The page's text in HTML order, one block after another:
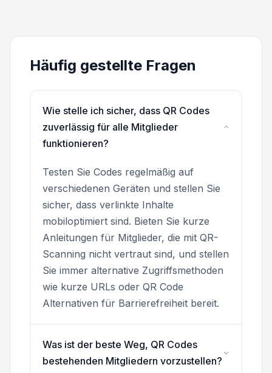
Häufig gestellte Fragen
Wie stelle ich sicher, dass QR Codes
zuverlässig für alle Mitglieder
funktionieren?
Testen Sie Codes regelmäßig auf
verschiedenen Geräten und stellen Sie
sicher, dass verlinkte Inhalte
mobiloptimiert sind. Bieten Sie kurze
Anleitungen für Mitglieder, die mit QR-
Scanning nicht vertraut sind, und stellen
Sie immer alternative Zugriffsmethoden
wie kurze URLs oder QR Code
Alternativen für Barrierefreiheit bereit.
Was ist der beste Weg, QR Codes
bestehenden Mitgliedern vorzustellen?